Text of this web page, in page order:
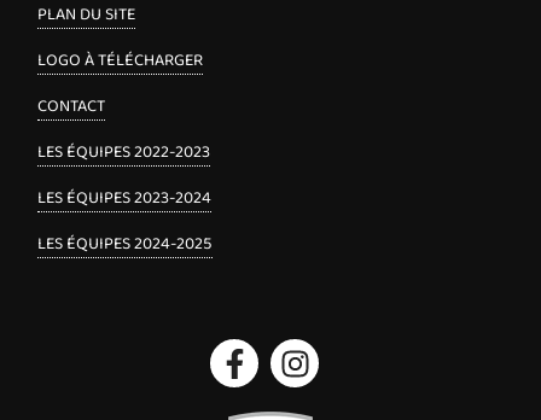
PLAN DU SITE
LOGO À TÉLÉCHARGER
CONTACT
LES ÉQUIPES 2022-2023
LES ÉQUIPES 2023-2024
LES ÉQUIPES 2024-2025
FacebookInstagram